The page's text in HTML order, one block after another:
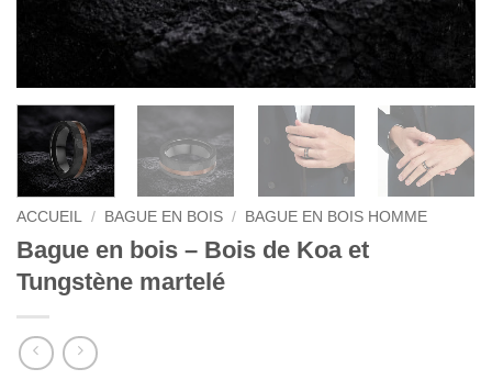
ACCUEIL / BAGUE EN BOIS / BAGUE EN BOIS HOMME
Bague en bois – Bois de Koa et
Tungstène martelé